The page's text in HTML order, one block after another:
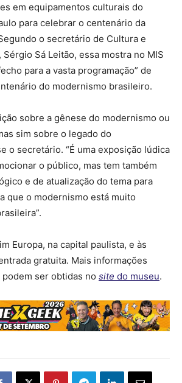
em equipamentos culturais do
para celebrar o centenário da
o secretário de Cultura e
Sérgio Sá Leitão, essa mostra no MIS
para a vasta programação” de
do modernismo brasileiro.
sobre a gênese do modernismo ou
sim sobre o legado do
o secretário. “É uma exposição lúdica
o público, mas tem também
e de atualização do tema para
que o modernismo está muito
Europa, na capital paulista, e às
gratuita. Mais informações
ser obtidas no site do museu.